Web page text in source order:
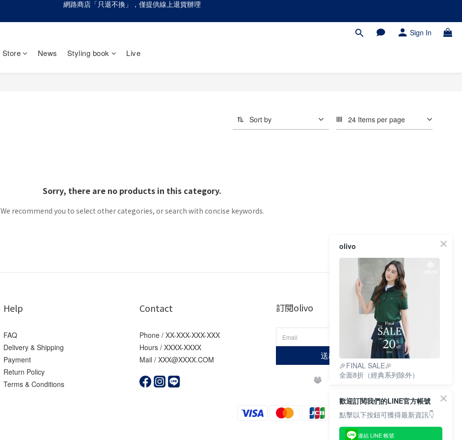
網路商店「只退不換」，僅提供線上退貨辦理
請慎防詐騙！olivo不會請您至ATM進行任何操作設定
Sign In
Store News Styling book Live
Sort by 24 Items per page
Sorry, there are no products in this category.
We recommend you to select other categories, or search with concise keywords.
Help
FAQ
Delivery & Shipping
Payment
Return Policy
Terms & Conditions
Contact
Phone / XX-XXX-XXX-XXX
Hours / XXXX-XXXX
Mail / XXX@XXXX.COM
訂閱olivo
送出訂閱
olivo
🎉FINAL SALE🎉
全面8折（經典系列除外）
歡迎訂閱我們的LINE官方帳號
點擊以下按鈕可獲得最新資訊👇
連結 LINE 帳號